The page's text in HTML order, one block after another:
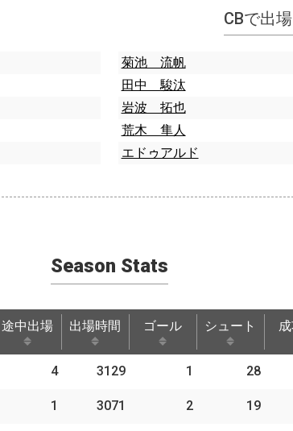
CBで出
菊池 流帆
田中 駿汰
岩波 拓也
荒木 隼人
エドゥアルド
Season Stats
途中出場 出場時間 ゴール シュート
出場時間 シュート
4 3129 1 28
1 3071 2 19